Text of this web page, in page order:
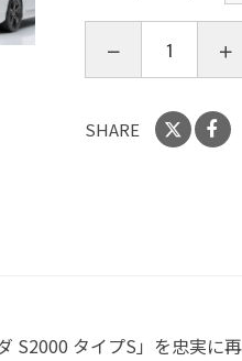
SHARE
S2000 タイプS」を忠実に